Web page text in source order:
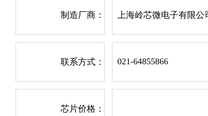
制造厂商： 上海岭芯微电子有限公
联系方式： 021-64855866
芯片价格：